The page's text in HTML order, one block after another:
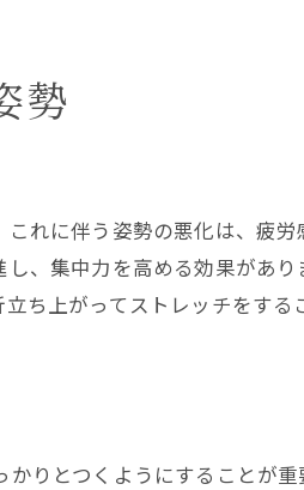
めアイテム
グッズ紹介
を快適に
勢改善法
勢
れに伴う姿勢の悪化は、疲
、集中力を高める効果があ
ち上がってストレッチをす
りとつくようにすることが